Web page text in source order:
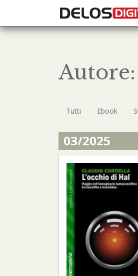
Tutti Ebook
03/2025